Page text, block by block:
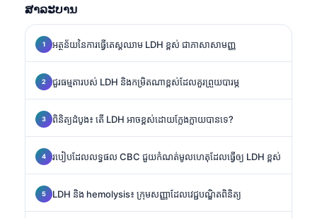
ສາລະບານ
អត្ថន័យនៃការធ្វើតេស្តឈាម LDH ខ្ពស់ ជាភាសាសាមញ្ញ
ជួរធម្មតារបស់ LDH និងកម្រិតណាខ្ពស់ដែលគួរព្រួយបារម្ភ
ពិនិត្យដំបូង៖ តើ LDH អាចខ្ពស់ដោយក្លែងក្លាយបានទេ?
របៀបដែលលទ្ធផល CBC ជួយកំណត់មូលហេតុដែលធ្វើឲ្យ LDH ខ្ពស់
LDH និង hemolysis៖ ក្រុមសញ្ញាដែលវេជ្ជបណ្ឌិតពិនិត្យ